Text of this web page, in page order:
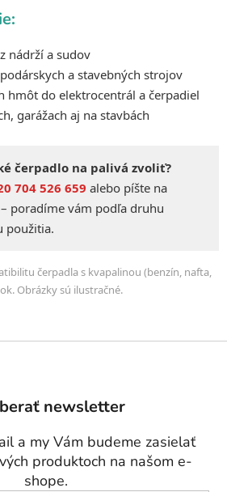
nádrží a sudov
a stavebných strojov
hmôt do elektrocentrál a čerpadiel
garážach aj na stavbách
čerpadlo na palivá zvoliť?
704 526 659 alebo píšte na
– poradíme vám podľa druhu
použitia.
čerpadla s kvapalinou (benzín, nafta,
Obrázky sú ilustračné.
newsletter
a my Vám budeme zasielať
produktoch na našom e-
shope.